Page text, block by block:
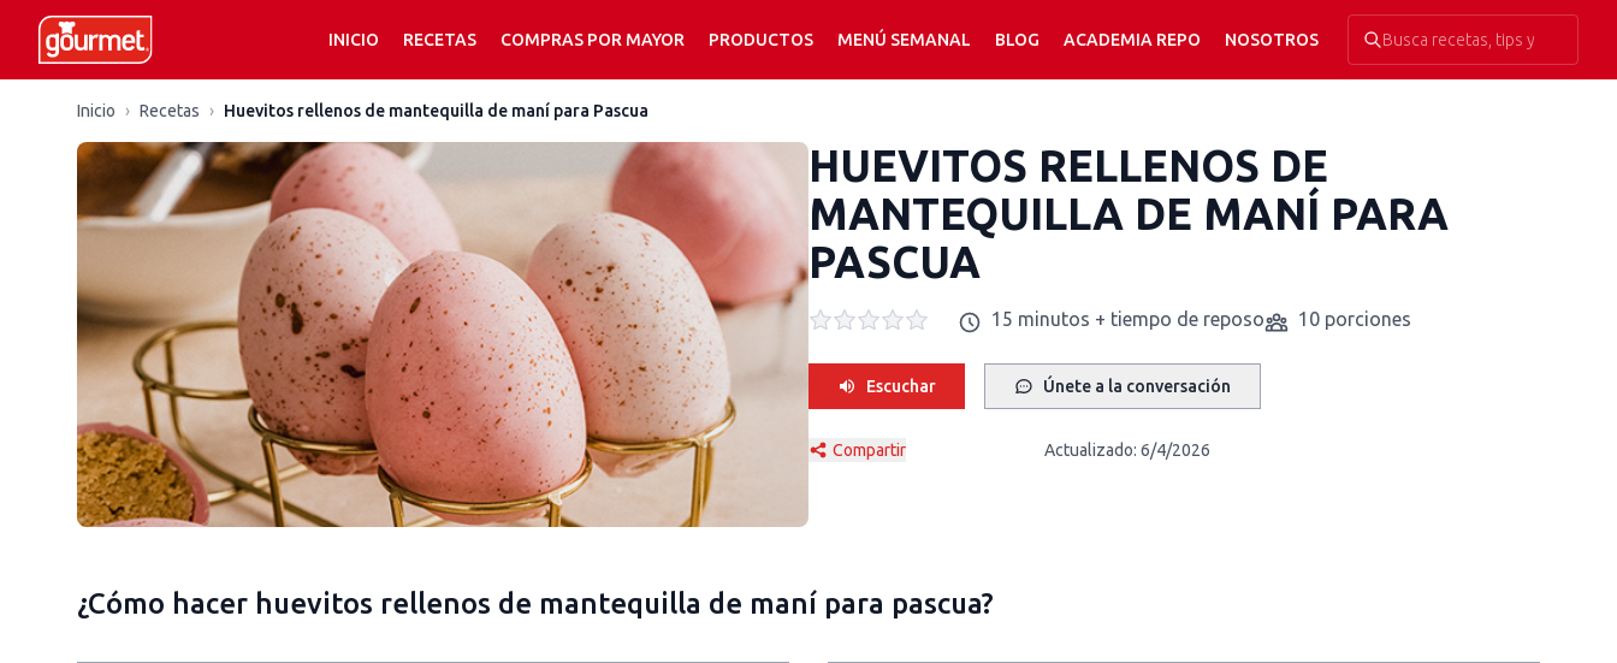
INICIO RECETAS COMPRAS POR MAYOR PRODUCTOS MENÚ SEMANAL BLOG ACADEMIA REPO NOSOTROS
Inicio › Recetas › Huevitos rellenos de mantequilla de maní para Pascua
HUEVITOS RELLENOS DE
MANTEQUILLA DE MANÍ PARA
PASCUA
15 minutos + tiempo de reposo 10 porciones
Escuchar Únete a la conversación
Compartir Actualizado:6/4/2026
¿Cómo hacer huevitos rellenos de mantequilla de maní para pascua?